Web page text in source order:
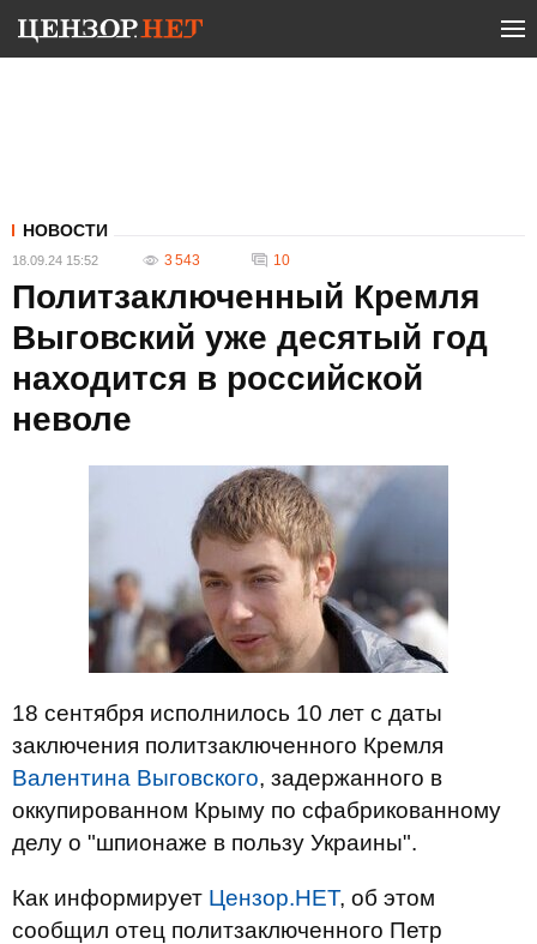
НОВОСТИ
18.09.24 15:52 3 543 10
Политзаключенный Кремля
Выговский уже десятый год
находится в российской
неволе
18 сентября исполнилось 10 лет с даты
заключения политзаключенного Кремля
Валентина Выговского, задержанного в
оккупированном Крыму по сфабрикованному
делу о "шпионаже в пользу Украины".
Как информирует Цензор.НЕТ, об этом
сообщил отец политзаключенного Петр